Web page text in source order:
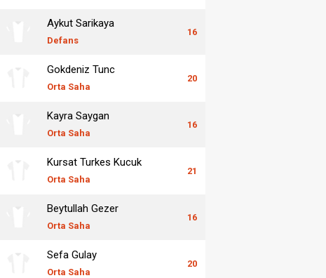
Aykut Sarikaya
Defans
16
Gokdeniz Tunc
Orta Saha
20
Kayra Saygan
Orta Saha
16
Kursat Turkes Kucuk
Orta Saha
21
Beytullah Gezer
Orta Saha
16
Sefa Gulay
Orta Saha
20